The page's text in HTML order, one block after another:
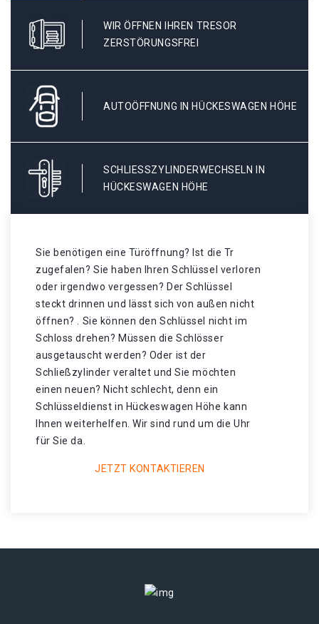
WIR ÖFFNEN IHREN TRESOR
ZERSTÖRUNGSFREI
AUTOÖFFNUNG IN HÜCKESWAGEN HÖHE
SCHLIESSZYLINDERWECHSELN IN H
ÜCKESWAGEN HÖHE
Sie benötigen eine Türöffnung? Ist die Tr
zugefalen? Sie haben Ihren Schlüssel verloren
oder irgendwo vergessen? Der Schlüssel
steckt drinnen und lässt sich von außen nicht
öffnen? . Sie können den Schlüssel nicht im
Schloss drehen? Müssen die Schlösser
ausgetauscht werden? Oder ist der
Schließzylinder veraltet und Sie möchten
einen neuen? Nicht schlecht, denn ein
Schlüsseldienst in Hückeswagen Höhe kann
Ihnen weiterhelfen. Wir sind rund um die Uhr
für Sie da.
JETZT KONTAKTIEREN